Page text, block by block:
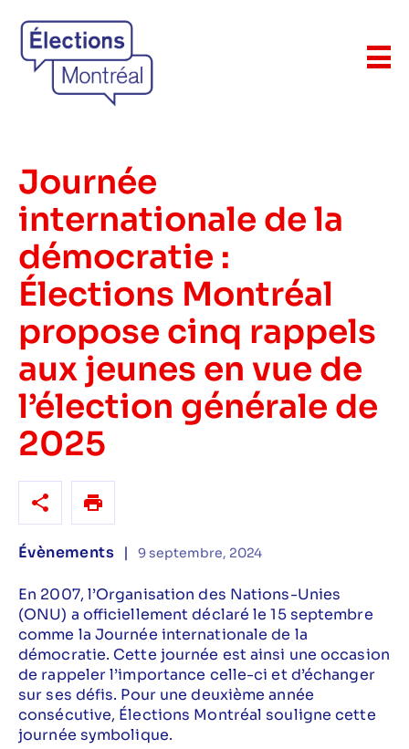
Journée
internationale de la
démocratie :
Élections Montréal
propose cinq rappels
aux jeunes en vue de
l’élection générale de
2025
Évènements | 9 septembre, 2024
En 2007, l’Organisation des Nations-Unies
(ONU) a officiellement déclaré le 15 septembre
comme la Journée internationale de la
démocratie. Cette journée est ainsi une occasion
de rappeler l’importance celle-ci et d’échanger
sur ses défis. Pour une deuxième année
consécutive, Élections Montréal souligne cette
journée symbolique.